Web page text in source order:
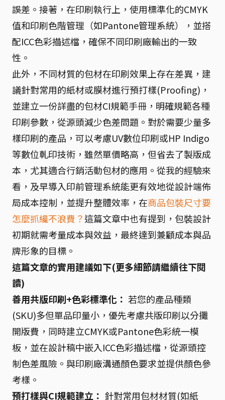
誤差。接著，在印刷執行上，使用標準化的CMYK
值和印刷色階管理（如Pantone管理系統），並搭
配ICC色彩描述檔，確保不同印刷廠輸出的一致
性。
此外，不同材質的包材在印刷效果上存在差異，建
議針對常用的紙材或膜材進行預打樣(Proofing)，
並建立一份詳盡的包材CI規範手冊，明確規範各種
印刷參數，從源頭減少色差問題。對於需要少量多
樣印刷的產品，可以考慮UV數位印刷或HP Indigo
等數位軋印技術，雖然單價略高，但省去了製版成
本，尤其適合行銷活動包材的應用。從我的經驗來
看，及早導入印前管理系統能更有效地從設計端佈
局成本控制，並提升整體效率，在商品包裝尺寸要
怎麼抓纔不浪費？這篇文章中也有提到，包裝設計
初期就需考量成本與效益，最終達到兼顧成本與品
牌形象的目標。
這篇文章的實用建議如下(更多細節請繼續往下閱
讀)
善用共版印刷+色彩標準化： 若您的產品種類
(SKU)多但單品印量小，優先考慮共版印刷以分攤
開版費，同時建立CMYK或Pantone色彩統一模
板，並在設計稿中嵌入ICC色彩描述檔，從源頭控
制色差風險。與印刷廠溝通顏色要求並提供顏色參
考樣。
預打樣與CI規範建立： 針對常用包材材質(如紙